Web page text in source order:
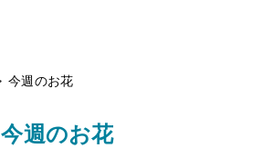
今週のお花
今週のお花